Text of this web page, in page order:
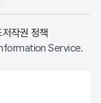
저작권 정책
Service.